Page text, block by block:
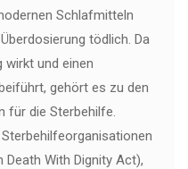
Schlafmitteln
tödlich. Da
wirkt und einen
gehört es zu den
für die Sterbehilfe.
Death With Dignity Act),